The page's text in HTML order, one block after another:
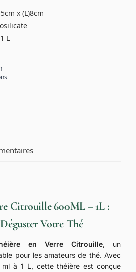
x (L)8cm
L
Citrouille 600ML – 1L :
Votre Thé
en Verre Citrouille, un
pour les amateurs de thé. Avec
à 1 L, cette théière est conçue